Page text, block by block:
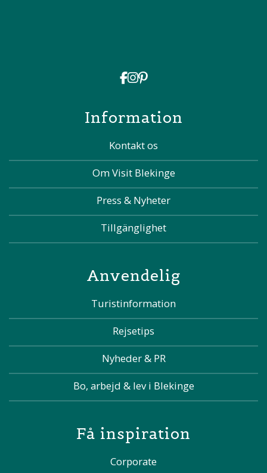
Information
Kontakt os
Om Visit Blekinge
Press & Nyheter
Tillgänglighet
Anvendelig
Turistinformation
Rejsetips
Nyheder & PR
Bo, arbejd & lev i Blekinge
Få inspiration
Corporate